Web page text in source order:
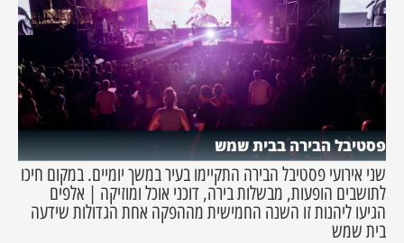
פסטיבל הבירה בבית שמש
שני אירועי פסטיבל הבירה התקיימו בעיר במשך יומיים. במקום חיכו
לתושבים הופעות, מבשלות בירה, דוכני אוכל ומוזיקה | אלפים
הגיעו ליהנות זו השנה החמישית מההפקה אחת הגדולות שידעה
בית שמש